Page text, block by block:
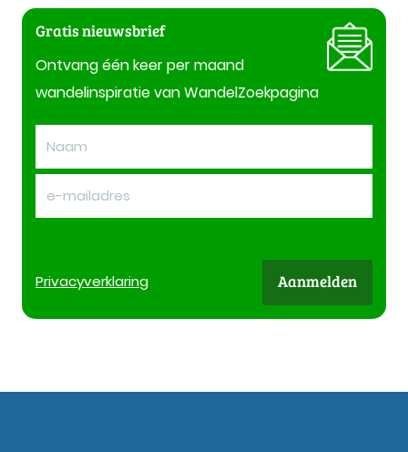
Gratis nieuwsbrief
Ontvang één keer per maand
wandelinspiratie van WandelZoekpagina
Privacyverklaring Aanmelden